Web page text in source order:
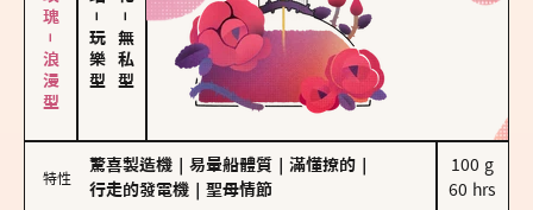
－
玩樂型
－
無私型
特性
驚喜製造機 易暈船體質 滿懂撩的
行走的發電機
聖母情節
100 g
60 hrs